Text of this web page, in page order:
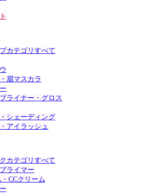
カテゴリすべて
眉マスカラ
ライナー・グロス
シェーディング
アイラッシュ
カテゴリすべて
ライマー
CCクリーム